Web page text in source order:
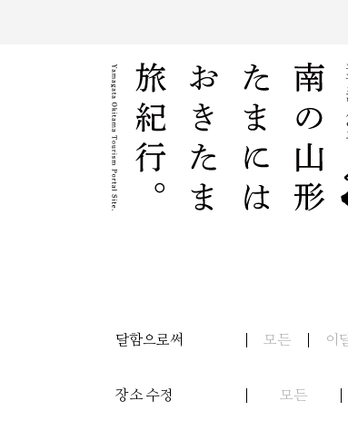
달함으로써 모든 이
장소 수정 모든